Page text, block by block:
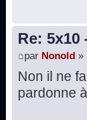
Re: 5x10
par Nonold »
Non il ne
pardonne